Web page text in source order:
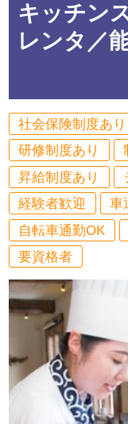
キッチン
レンタ／
社会保険制度あり
研修制度あり
昇給制度あり
経験者歓迎
車
自転車通勤OK
要資格者